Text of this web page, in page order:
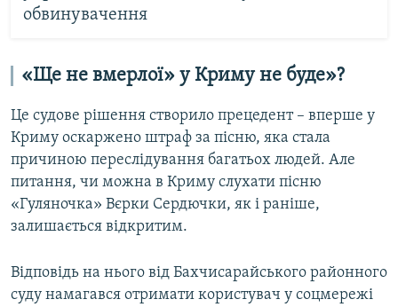
обвинувачення
«Ще не вмерлої» у Криму не буде»?
Це судове рішення створило прецедент – вперше у
Криму оскаржено штраф за пісню, яка стала
причиною переслідування багатьох людей. Але
питання, чи можна в Криму слухати пісню
«Гуляночка» Вєрки Сердючки, як і раніше,
залишається відкритим.
Відповідь на нього від Бахчисарайського районного
суду намагався отримати користувач у соцмережі